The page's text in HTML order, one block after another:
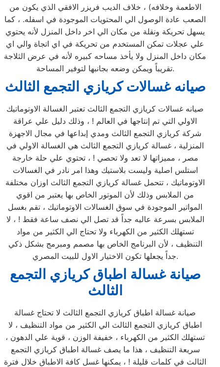
الاطعمة وخلافه) ، خلاف الديب فريزر الافقي الذي يكون من
الصعب عادة الوصول الي المحتويات الموجودة في اسفله. ، كما
يسهل تحريكة ونقلة من مكان الي اخر داخل المنزل لأنه يحتوي
علي عجلات تمكن المستخدم من تحريكة في اي اتجاة والي اي
مكان داخل المنزل ولا يأخذ مساحه كبيره لأنه في عرض الثلاجة
تقريباً ويمكن وضعه بجانبها لتوفير المساحة.
صيانه غسالات كريازي التجمع الثالث
صيانه غسالات كريازي التجمع الثالث تعتبر الغسالة الاوتوماتيك
الاولي التي تم إنتاجها في العالم ! ، وذلك دليل علي عراقة
شركة كريازي التجمع الثالث ومدي إبداعها في مجال الاجهزة
المنزلية ، غسالة كريازي التجمع الثالث هي الغسالة الاولي في
مصر ، مميزاتها لا تعد ولا تحصي ! ، تحتوي علي حلة خارجة
استلس اصلية وليست بلاستيك وهذا امر نادر في الغسالات
الاوتوماتيك ، تتحمل غسالة كريازي التجمع الثالث اوزان مختلفة
من الملابس وذلك لأن الموتور الخاص بها يعتبر من اقوي
المواتير الموجودة في سوق الغسالات الاوتوماتيك ، تقم بغسل
الملابس بسرعة عاليه جداً قد تصل الي نصف ساعة فقط ! ، لا
تستهلك الكثير من الكهرباء ولا تحتاج الي الكثير من مواد
التنظيف ، لأن البرنامج الخاص بها مصمم ومبرمج بشكل ذكي
جداً يجعلها تكون الاختيار الاول للبيت المصري.
صيانة غسالة اطباق كريازي التجمع
الثالث
صيانة غسالة اطباق كريازي التجمع الثالث لا تحتاج غسالة
اطباق كريازي التجمع الثالث الي الكثير من مواد التنظيف ، لا
تستهلك الكثير من الكهرباء ، خفيفة الوزن ، قوية علي الدهون ،
سريعة التنظيف ، هذا ما يصف غسالة اطباق كريازي التجمع
الثالث في كلمات قليلة ! ، يمكنها غسل كافة الاطباق خلال فترة